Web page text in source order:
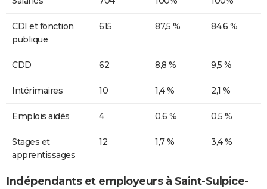
CDI et fonction
publique
615 87,5 % 84,6 %
CDD 62 8,8 % 9,5 %
Intérimaires 10 1,4 % 2,1 %
Emplois aidés 4 0,6 % 0,5 %
Stages et
apprentissages
12 1,7 % 3,4 %
Indépendants et employeurs à Saint-Sulpice-